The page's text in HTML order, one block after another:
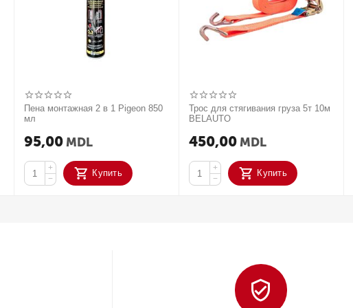
Пена монтажная 2 в 1 Pigeon 850
мл
95,00 MDL
+
−
Купить
Трос для стягивания груза 5т 10м
BELAUTO
450,00 MDL
+
−
Купить